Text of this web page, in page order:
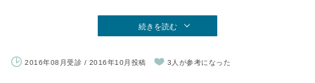
続きを読む
2016年08月受診 / 2016年10月投稿 3人が参考になった